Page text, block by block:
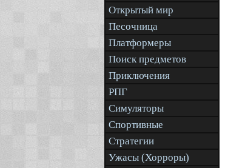
Открытый мир
Песочница
Платформеры
Поиск предметов
Приключения
РПГ
Симуляторы
Спортивные
Стратегии
Ужасы (Хорроры)